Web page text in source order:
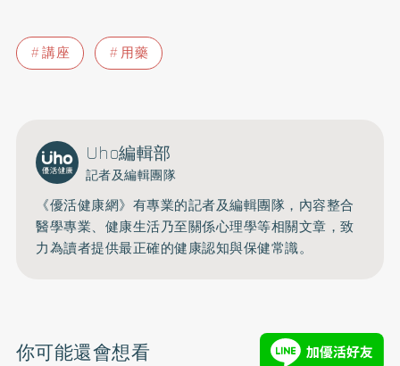
講座 用藥
Uho編輯部
記者及編輯團隊
《優活健康網》有專業的記者及編輯團隊，內容整合
醫學專業、健康生活乃至關係心理學等相關文章，致
力為讀者提供最正確的健康認知與保健常識。
你可能還會想看